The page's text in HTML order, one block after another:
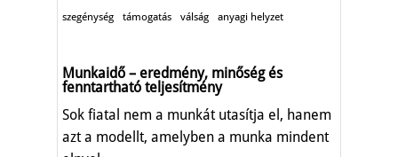
szegénység támogatás válság anyagi helyzet
Munkaidő – eredmény, minőség és
fenntartható teljesítmény
Sok fiatal nem a munkát utasítja el, hanem
azt a modellt, amelyben a munka mindent